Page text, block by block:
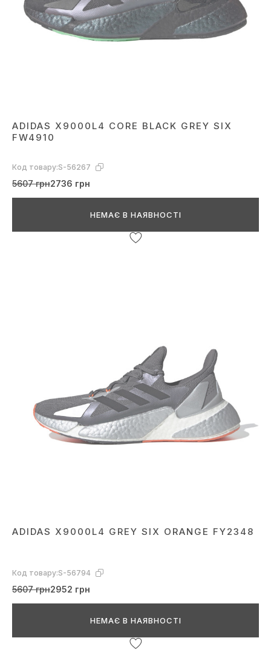
ADIDAS X9000L4 CORE BLACK GREY SIX
FW4910
Код товару:S-56267
5607 грн2736 грн
НЕМАЄ В НАЯВНОСТІ
ADIDAS X9000L4 GREY SIX ORANGE FY2348
Код товару:S-56794
5607 грн2952 грн
НЕМАЄ В НАЯВНОСТІ